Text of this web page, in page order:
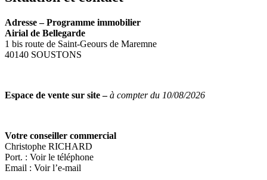
Adresse – Programme immobilier
Airial de Bellegarde
1 bis route de Saint-Geours de Maremne
40140 SOUSTONS
Espace de vente sur site –à compter du 10/08/2026
Votre conseiller commercial
Christophe RICHARD
Port. : Voir le téléphone
Email : Voir l’e-mail